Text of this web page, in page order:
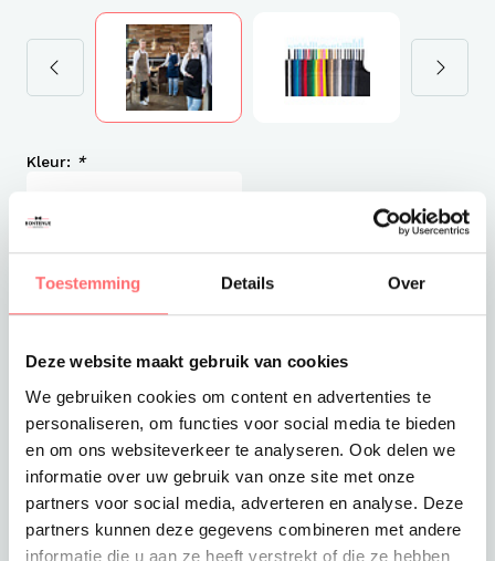
Toestemming Details Over
Deze website maakt gebruik van cookies
We gebruiken cookies om content en advertenties te
personaliseren, om functies voor social media te bieden
en om ons websiteverkeer te analyseren. Ook delen we
informatie over uw gebruik van onze site met onze
partners voor social media, adverteren en analyse. Deze
partners kunnen deze gegevens combineren met andere
informatie die u aan ze heeft verstrekt of die ze hebben
Kleur: *
€18,00Excl. VAT
1-2 werkdagen
Verzendkosten
Gratis verzending vanaf €375